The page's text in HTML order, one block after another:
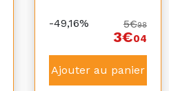
-49,16% 5€98
3€04
Ajouter au panier